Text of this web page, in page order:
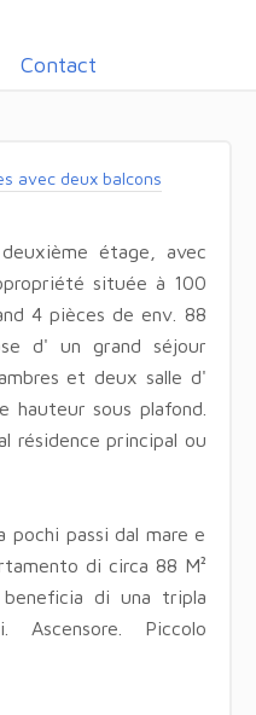
Contact
avec deux balcons
étage, avec
située à 100
4 pièces de env. 88
d' un grand séjour
et deux salle d'
hauteur sous plafond.
résidence principal ou
pochi passi dal mare e
di circa 88 M²
di una tripla
Ascensore. Piccolo